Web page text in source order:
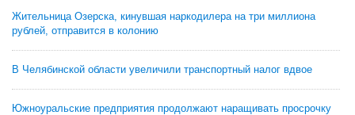
Жительница Озерска, кинувшая наркодилера на три миллиона
рублей, отправится в колонию
В Челябинской области увеличили транспортный налог вдвое
Южноуральские предприятия продолжают наращивать просрочку